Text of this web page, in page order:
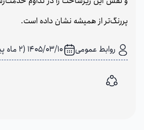
پررنگ‌تر از همیشه نشان داده است.
روابط عمومی 1405/03/10 (2 ماه پیش)
اشتراک گذاری